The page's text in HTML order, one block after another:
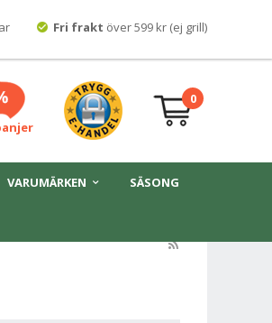
Fri frakt över 599 kr (ej grill)
0
VARUMÄRKEN SÄSONG